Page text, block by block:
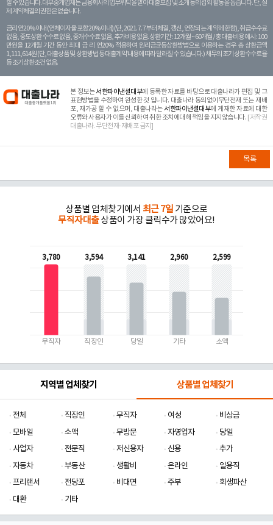
할 수 있습니다. 대부중개업체는 금융회사의 업무위탁을 받아 대출모집 및 소개 등의 섭외 활동을 돕습니다. 단, 실
제 계약체결의 권한은 없습니다.
금리 연20% 이내 (연체이자율 포함 20% 이내) (단, 2021. 7. 7부터 체결, 갱신, 연장되는 계 약에 한함), 취급수수료
없음, 중도상환 수수료 없음, 중개수수료 없음, 추가비용 없음. 상환기간 : 12개월 ~ 60개월 / 총 대출 비용 예시 : 100
만원을 12개월 기간 동안 최대 금 리 연20% 적용하여 원리금균등상환방법으로 이용하는 경우 총 상환금액
1,111,614원 (단, 대출상품 및 상환방법 등 대출계약 내용에 따라 달라질 수 있습니다.) 채무의 조기 상환수수료율
등 조기상환조건 없음.
본 정보는서한파이낸셜대부에 등록한 자료를 바탕으로 대출나라가 편집 및 그
표현방법을 수정하여 완성한 것 입니다. 대출나라 동의없이무단전재 또는 재배
포, 재가공 할 수 없으며, 대출나라는서한파이낸셜대부에 게재한 자료에 대한
오류와 사용자가 이를 신뢰하여 취한 조치에대해 책임을 지지않습니다. [저작권
대출나라. 무단전재-재배포 금지]
목록
상품별 업체찾기에서 최근 7일 기준으로
무직자대출상품이 가장 클릭수가 많았어요!
3,780
무직자
3,594
직장인
3,141
당일
2,960
기타
2,599
소액
지역별 업체찾기 상품별 업체찾기
전체 직장인 무직자 여성
비상금
모바일
소액 무방문 자영업자
당일
사업자
전문직 저신용자 신용
추가
자동차
부동산 생활비 온라인
일용직
프리랜서
전당포 비대면 주부
회생파산
대환
기타